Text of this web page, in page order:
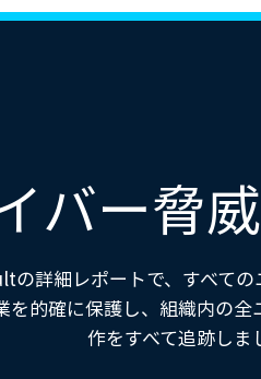
バー脅
の詳細レポートで、すべて
を的確に保護し、組織内の
作をすべて追跡しま